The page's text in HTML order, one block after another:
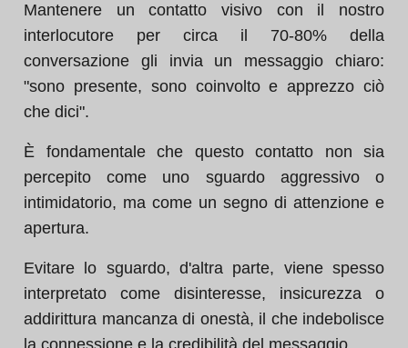
Mantenere un contatto visivo con il nostro
interlocutore per circa il 70-80% della
conversazione gli invia un messaggio chiaro:
"sono presente, sono coinvolto e apprezzo ciò
che dici".
È fondamentale che questo contatto non sia
percepito come uno sguardo aggressivo o
intimidatorio, ma come un segno di attenzione e
apertura.
Evitare lo sguardo, d'altra parte, viene spesso
interpretato come disinteresse, insicurezza o
addirittura mancanza di onestà, il che indebolisce
la connessione e la credibilità del messaggio.